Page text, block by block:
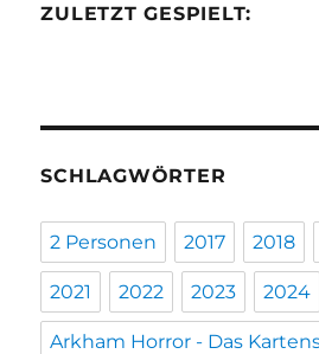
ZULETZT GESPIELT:
SCHLAGWÖRTER
2 Personen 2017 2018
2021 2022 2023 2024
Arkham Horror - Das